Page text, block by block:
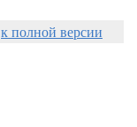
к полной версии